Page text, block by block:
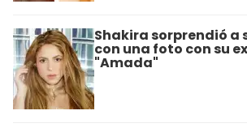
Shakira sorprendió a
con una foto con su
"Amada"